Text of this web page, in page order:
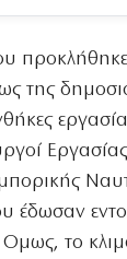
της
έδωσαν
το